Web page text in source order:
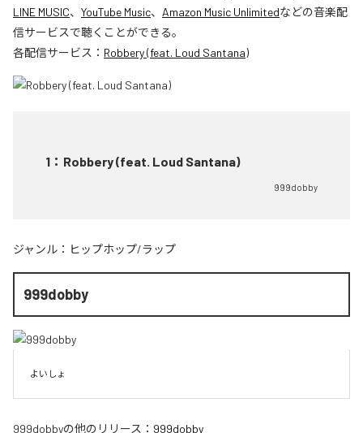
LINE MUSIC、 YouTube Music、 Amazon Music Unlimitedなどの音楽配
信サービスで聴くことができる。
各配信サービス： Robbery (feat. Loud Santana)
1 ： Robbery (feat. Loud Santana)
999dobby
ジャンル： ヒップホップ/ラップ
999dobby
よいしょ
999dobbyの他のリリース： 999dobby